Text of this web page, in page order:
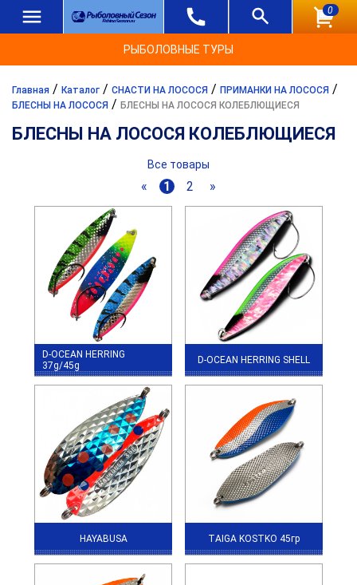
0
РЫБОЛОВНЫЕ ТУРЫ
Главная / Каталог / СНАСТИ НА ЛОСОСЯ / ПРИМАНКИ НА ЛОСОСЯ /
БЛЕСНЫ НА ЛОСОСЯ / БЛЕСНЫ НА ЛОСОСЯ КОЛЕБЛЮЩИЕСЯ
БЛЕСНЫ НА ЛОСОСЯ КОЛЕБЛЮЩИЕСЯ
Все товары
« 1 2 »
D-OCEAN HERRING
37g/45g
D-OCEAN HERRING SHELL
HAYABUSA TAIGA KOSTKO 45гр